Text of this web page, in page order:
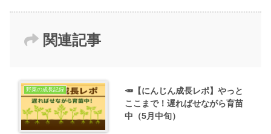
関連記事
野菜の成長記録
🥕【にんじん成長レポ】やっと
ここまで！遅ればせながら育苗
中（5月中旬）